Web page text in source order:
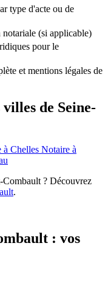
type d'acte ou de
(si applicable)
pour le
et mentions légales de
de Seine-
à Chelles Notaire à
Combault ? Découvrez
.
: vos